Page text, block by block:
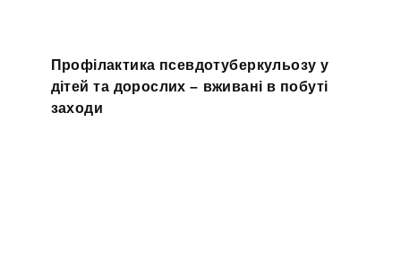
Профілактика псевдотуберкульозу у
дітей та дорослих – вживані в побуті
заходи